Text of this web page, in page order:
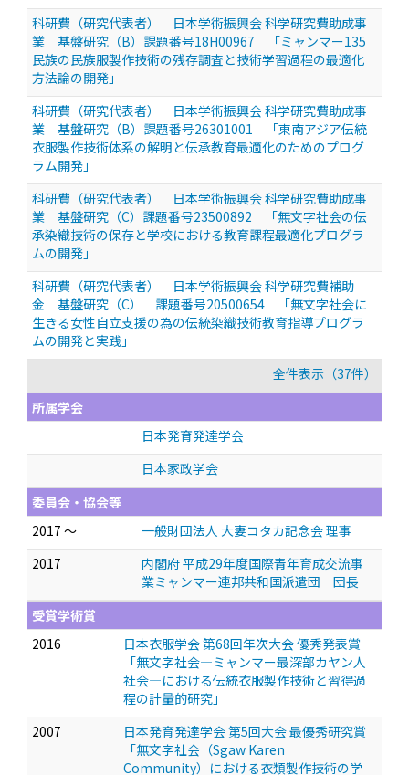
科研費（研究代表者） 日本学術振興会 科学研究費助成事
業 基盤研究（B）課題番号18H00967 「ミャンマー135
民族の民族服製作技術の残存調査と技術学習過程の最適化
方法論の開発」
科研費（研究代表者） 日本学術振興会 科学研究費助成事
業 基盤研究（B）課題番号26301001 「東南アジア伝統
衣服製作技術体系の解明と伝承教育最適化のためのプログ
ラム開発」
科研費（研究代表者） 日本学術振興会 科学研究費助成事
業 基盤研究（C）課題番号23500892 「無文字社会の伝
承染織技術の保存と学校における教育課程最適化プログラ
ムの開発」
科研費（研究代表者） 日本学術振興会 科学研究費補助
金 基盤研究（C） 課題番号20500654 「無文字社会に
生きる女性自立支援の為の伝統染織技術教育指導プログラ
ムの開発と実践」
全件表示（37件）
所属学会
日本発育発達学会
日本家政学会
委員会・協会等
2017 ～
一般財団法人 大妻コタカ記念会 理事
2017
内閣府 平成29年度国際青年育成交流事
業ミャンマー連邦共和国派遣団 団長
受賞学術賞
2016
日本衣服学会 第68回年次大会 優秀発表賞
「無文字社会—ミャンマー最深部カヤン人
社会—における伝統衣服製作技術と習得過
程の計量的研究」
2007
日本発育発達学会 第5回大会 最優秀研究賞
「無文字社会（Sgaw Karen
Community）における衣類製作技術の学